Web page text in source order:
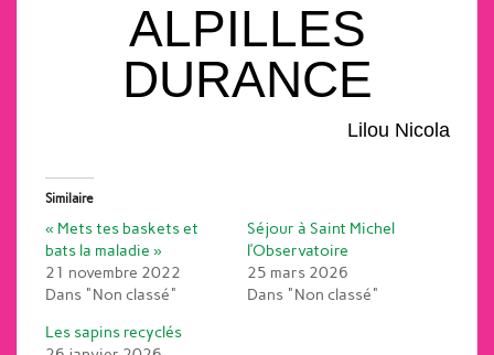
ALPILLES
DURANCE
Lilou Nicola
Similaire
« Mets tes baskets et
bats la maladie »
21 novembre 2022
Dans "Non classé"
Séjour à Saint Michel
l’Observatoire
25 mars 2026
Dans "Non classé"
Les sapins recyclés